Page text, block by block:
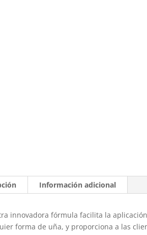
Información adicional
innovadora fórmula facilita la
forma de uña, y proporciona a las